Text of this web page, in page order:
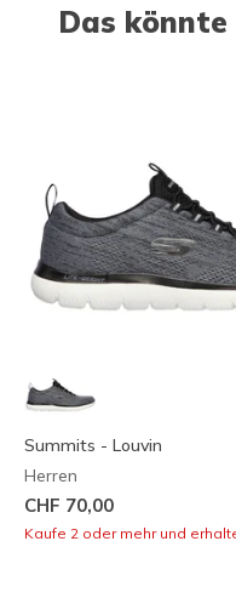
Das
Summits - Louvin
Herren
CHF 70,00
Kaufe 2 oder mehr und